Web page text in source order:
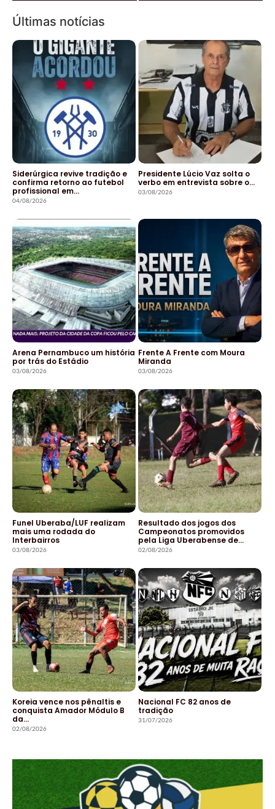
Últimas notícias
Siderúrgica revive tradição e
confirma retorno ao futebol
profissional em…
04/08/2026
Presidente Lúcio Vaz solta o
verbo em entrevista sobre o…
03/08/2026
Arena Pernambuco um história
por trás do Estádio
03/08/2026
Frente A Frente com Moura
Miranda
03/08/2026
Funel Uberaba/LUF realizam
mais uma rodada do
Interbairros
03/08/2026
Resultado dos jogos dos
Campeonatos promovidos
pela Liga Uberabense de…
02/08/2026
Koreia vence nos pênaltis e
conquista Amador Módulo B
da…
02/08/2026
Nacional FC 82 anos de
tradição
31/07/2026